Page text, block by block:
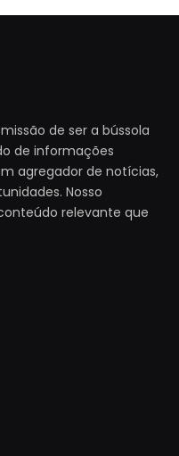
de ser a bússola
de informações
agregador de notícias,
Nosso
relevante que